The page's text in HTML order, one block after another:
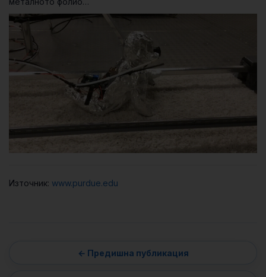
Източник: www.purdue.edu